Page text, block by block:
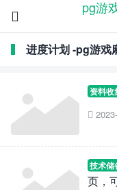
pg游

进度计划 -pg游戏
资料收

技术储
页，